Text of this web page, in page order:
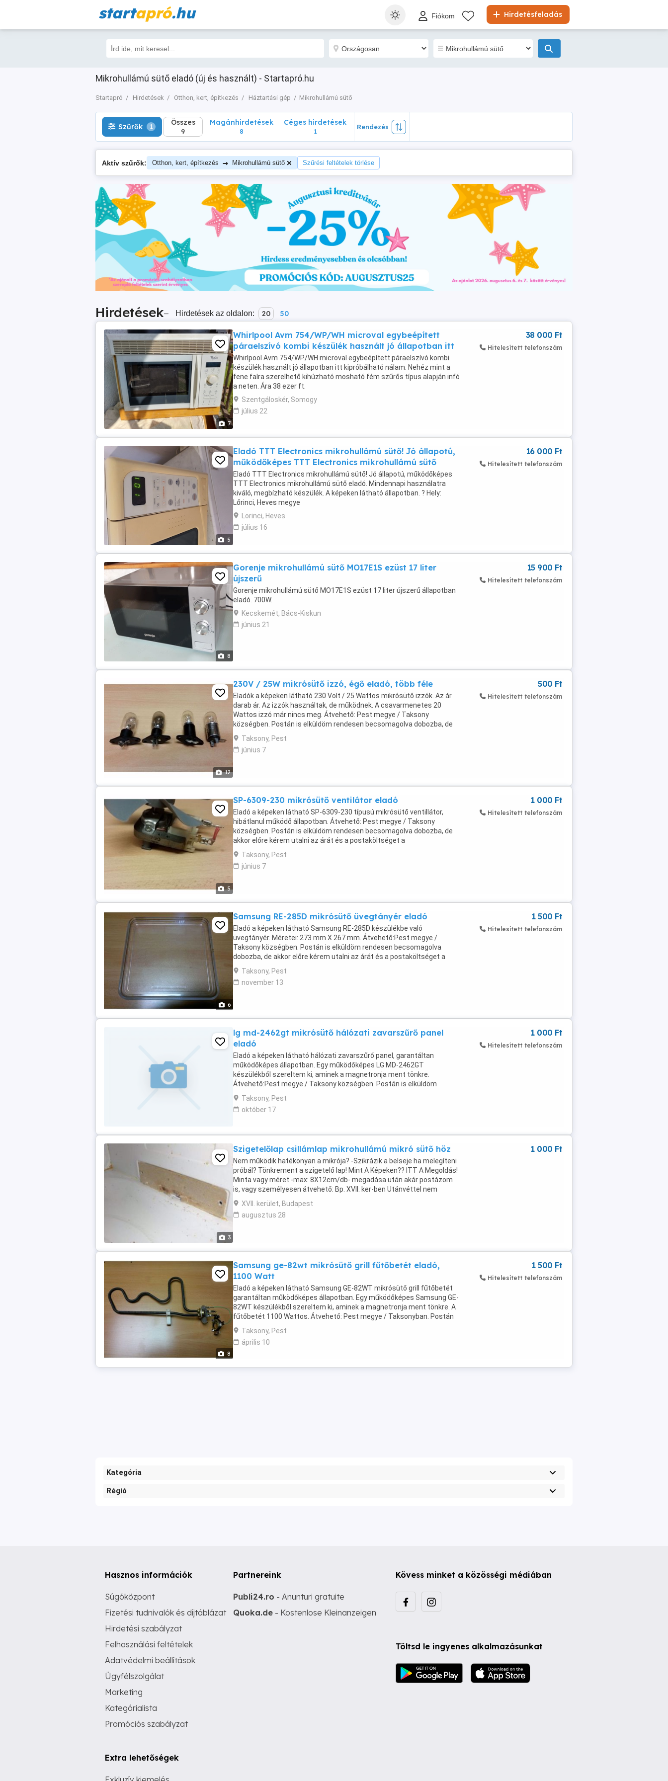
startapró.hu Hirdetésfeladás
Fiókom
Mikrohullámú sütő eladó (új és használt) - Startapró.hu
Startapró Hirdetések Otthon, kert, építkezés Háztartási gép Mikrohullámú sütő
Szűrők 1 Összes
9
Szűrők 1 Összes
9
Magánhirdetések
8
Céges hirdetések
1
Rendezés
Aktív szűrők: Otthon, kert, építkezés → Mikrohullámú sütő Szűrési feltételek törlése
Hirdetések– Hirdetések az oldalon: 20 50
7
Whirlpool Avm 754/WP/WH microval egybeépített
páraelszívó kombi készülék használt jó állapotban itt
Whirlpool Avm 754/WP/WH microval egybeépített páraelszívó kombi
készülék használt jó állapotban itt kipróbálható nálam. Nehéz mint a
fene falra szerelhető kihúzható mosható fém szűrős típus alapján infó
a neten. Ára 38 ezer ft.
Szentgáloskér, Somogy
július 22
38 000 Ft
Hitelesített telefonszám
5
Eladó TTT Electronics mikrohullámú sütő! Jó állapotú,
működőképes TTT Electronics mikrohullámú sütő
Eladó TTT Electronics mikrohullámú sütő! Jó állapotú, működőképes
TTT Electronics mikrohullámú sütő eladó. Mindennapi használatra
kiváló, megbízható készülék. A képeken látható állapotban. ? Hely:
Lőrinci, Heves megye
Lorinci, Heves
július 16
16 000 Ft
Hitelesített telefonszám
8
Gorenje mikrohullámú sütő MO17E1S ezüst 17 liter
újszerű
Gorenje mikrohullámú sütő MO17E1S ezüst 17 liter újszerű állapotban
eladó. 700W.
Kecskemét, Bács-Kiskun
június 21
15 900 Ft
Hitelesített telefonszám
12
230V / 25W mikrósütő izzó, égő eladó, több féle
Eladók a képeken látható 230 Volt / 25 Wattos mikrósütő izzók. Az ár
darab ár. Az izzók használtak, de működnek. A csavarmenetes 20
Wattos izzó már nincs meg. Átvehető: Pest megye / Taksony
községben. Postán is elküldöm rendesen becsomagolva dobozba, de
akkor előre kérem utalni az árát és a postaköltséget ...
Taksony, Pest
június 7
500 Ft
Hitelesített telefonszám
5
SP-6309-230 mikrósütő ventilátor eladó
Eladó a képeken látható SP-6309-230 típusú mikrósütő ventillátor,
hibátlanul működő állapotban. Átvehető: Pest megye / Taksony
községben. Postán is elküldöm rendesen becsomagolva dobozba, de
akkor előre kérem utalni az árát és a postaköltséget a
bankszámlámra, vagy lakcímemre postai csekken. Utánvétellel ...
Taksony, Pest
június 7
1 000 Ft
Hitelesített telefonszám
6
Samsung RE-285D mikrósütő üvegtányér eladó
Eladó a képeken látható Samsung RE-285D készülékbe való
üvegtányér. Méretei: 273 mm X 267 mm. Átvehető:Pest megye /
Taksony községben. Postán is elküldöm rendesen becsomagolva
dobozba, de akkor előre kérem utalni az árát és a postaköltséget a
bankszámlámra, vagy lakcímemre postai csekken. Utánvétellel ...
Taksony, Pest
november 13
1 500 Ft
Hitelesített telefonszám
lg md-2462gt mikrósütő hálózati zavarszűrő panel
eladó
Eladó a képeken látható hálózati zavarszűrő panel, garantáltan
működőképes állapotban. Egy működőképes LG MD-2462GT
készülékből szereltem ki, aminek a magnetronja ment tönkre.
Átvehető:Pest megye / Taksony községben. Postán is elküldöm
rendesen becsomagolva dobozba, de akkor előre kérem utalni az ...
Taksony, Pest
október 17
1 000 Ft
Hitelesített telefonszám
3
Szigetelőlap csillámlap mikrohullámú mikró sütő höz
Nem működik hatékonyan a mikrója? -Szikrázik a belseje ha melegíteni
próbál? Tönkrement a szigetelő lap! Mint A Képeken?? ITT A Megoldás!
Minta vagy méret -max: 8X12cm/db- megadása után akár postázom
is, vagy személyesen átvehető: Bp. XVII. ker-ben Utánvéttel nem
postázom!! Csak és kizárólag előre ...
XVII. kerület, Budapest
augusztus 28
1 000 Ft
8
Samsung ge-82wt mikrósütő grill fűtőbetét eladó,
1100 Watt
Eladó a képeken látható Samsung GE-82WT mikrósütő grill fűtőbetét
garantáltan működőképes állapotban. Egy működőképes Samsung GE-
82WT készülékből szereltem ki, aminek a magnetronja ment tönkre. A
fűtőbetét 1100 Wattos. Átvehető: Pest megye / Taksonyban. Postán
is elküldöm rendesen becsomagolva dobozba, ...
Taksony, Pest
április 10
1 500 Ft
Hitelesített telefonszám
Kategória
Régió
Hasznos információk
Súgóközpont
Fizetési tudnivalók és díjtáblázat
Hirdetési szabályzat
Felhasználási feltételek
Adatvédelmi beállítások
Ügyfélszolgálat
Marketing
Kategórialista
Promóciós szabályzat
Extra lehetőségek
Partnereink
Publi24.ro - Anunturi gratuite
Quoka.de - Kostenlose Kleinanzeigen
Kövess minket a közösségi médiában
Töltsd le ingyenes alkalmazásunkat